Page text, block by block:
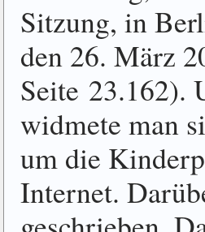
Sitzung, in
den 26. März
Seite 23.162).
widmete man
um die
Internet.